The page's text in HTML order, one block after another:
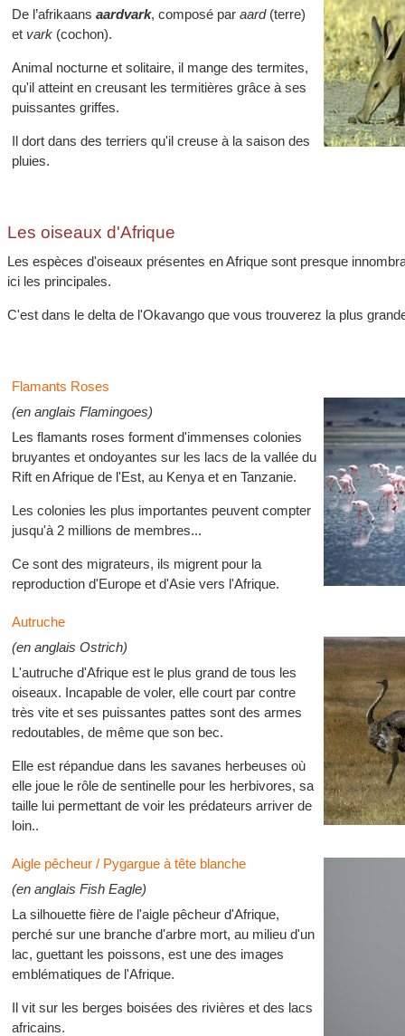
De l’afrikaans aardvark, composé par aard(terre)
et vark (cochon).
Animal nocturne et solitaire, il mange des termites,
qu'il atteint en creusant les termitières grâce à ses
puissantes griffes.
Il dort dans des terriers qu'il creuse à la saison des
pluies.
Les oiseaux d'Afrique
Les espèces d'oiseaux présentes en Afrique sont presque
ici les principales.
C'est dans le delta de l'Okavango que vous trouverez la plus
Flamants Roses
(en anglais Flamingoes)
Les flamants roses forment d'immenses colonies
bruyantes et ondoyantes sur les lacs de la vallée du
Rift en Afrique de l'Est, au Kenya et en Tanzanie.
Les colonies les plus importantes peuvent compter
jusqu'à 2 millions de membres...
Ce sont des migrateurs, ils migrent pour la
reproduction d'Europe et d'Asie vers l'Afrique.
Autruche
(en anglais Ostrich)
L'autruche d'Afrique est le plus grand de tous les
oiseaux. Incapable de voler, elle court par contre
très vite et ses puissantes pattes sont des armes
redoutables, de même que son bec.
Elle est répandue dans les savanes herbeuses où
elle joue le rôle de sentinelle pour les herbivores, sa
taille lui permettant de voir les prédateurs arriver de
loin..
Aigle pêcheur / Pygargue à tête blanche
(en anglais Fish Eagle)
La silhouette fière de l'aigle pêcheur d'Afrique,
perché sur une branche d'arbre mort, au milieu d'un
lac, guettant les poissons, est une des images
emblématiques de l'Afrique.
Il vit sur les berges boisées des rivières et des lacs
africains.